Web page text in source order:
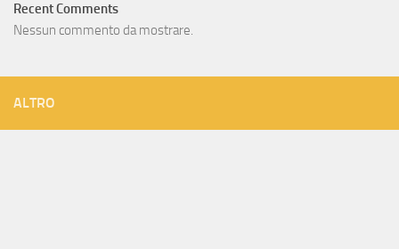
Recent Comments
Nessun commento da mostrare.
ALTRO